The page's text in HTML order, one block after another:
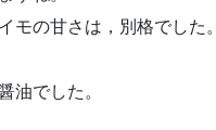
モの甘さは，別格でした。
油でした。